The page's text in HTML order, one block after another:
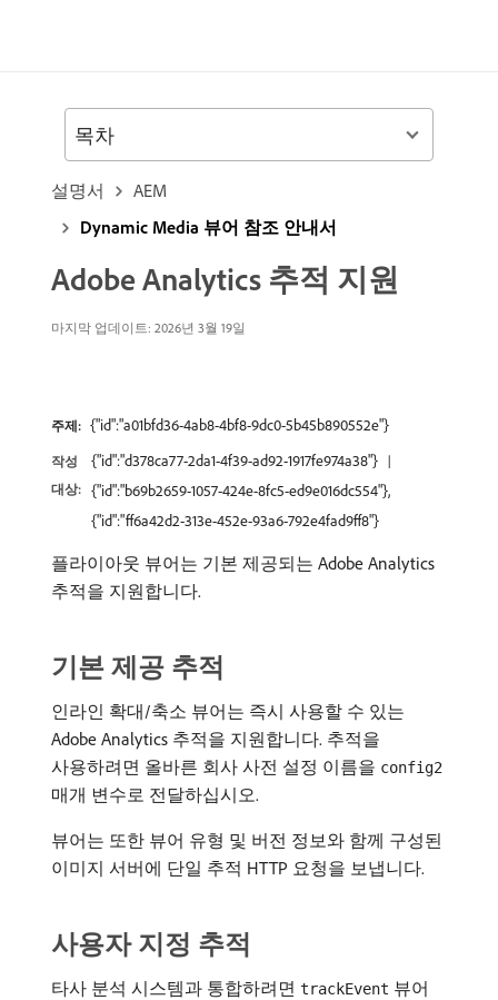
설명서
AEM
Dynamic Media 뷰어 참조 안내서
Adobe Analytics 추적 지원
마지막 업데이트: 2026년 3월 19일
주제: {"id":"a01bfd36-4ab8-4bf8-9dc0-5b45b890552e"}
작성
대상:
{"id":"d378ca77-2da1-4f39-ad92-1917fe974a38"}
{"id":"b69b2659-1057-424e-8fc5-ed9e016dc554"},
{"id":"ff6a42d2-313e-452e-93a6-792e4fad9ff8"}
플라이아웃 뷰어는 기본 제공되는 Adobe Analytics
추적을 지원합니다.
기본 제공 추적
인라인 확대/축소 뷰어는 즉시 사용할 수 있는
Adobe Analytics 추적을 지원합니다. 추적을
사용하려면 올바른 회사 사전 설정 이름을 config2
매개 변수로 전달하십시오.
뷰어는 또한 뷰어 유형 및 버전 정보와 함께 구성된
이미지 서버에 단일 추적 HTTP 요청을 보냅니다.
사용자 지정 추적
타사 분석 시스템과 통합하려면 trackEvent 뷰어
목차